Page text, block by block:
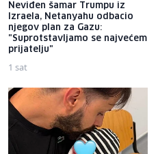
Neviđen šamar Trumpu iz
Izraela, Netanyahu odbacio
njegov plan za Gazu:
"Suprotstavljamo se najvećem
prijatelju"
1 sat